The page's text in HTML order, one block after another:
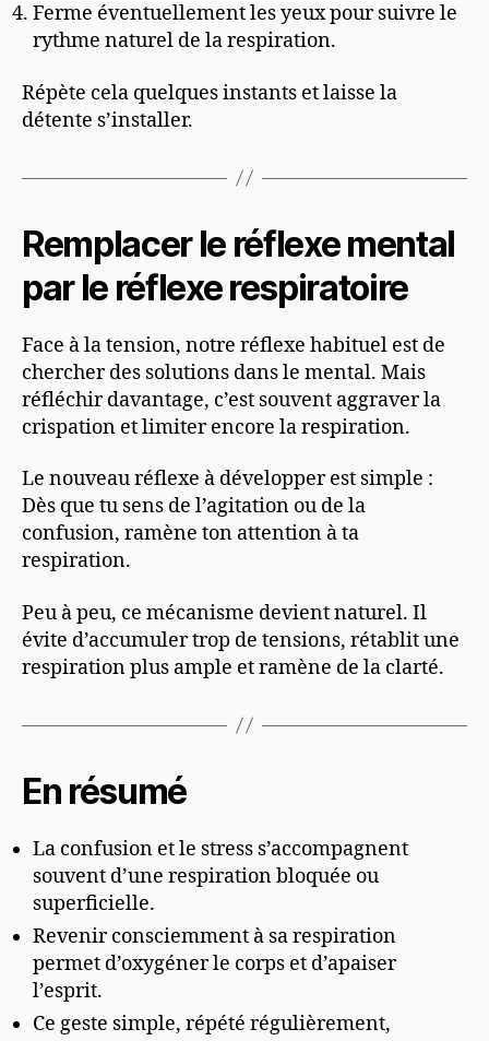
Ferme éventuellement les yeux pour suivre le
rythme naturel de la respiration.
Répète cela quelques instants et laisse la
détente s’installer.
Remplacer le réflexe mental
par le réflexe respiratoire
Face à la tension, notre réflexe habituel est de
chercher des solutions dans le mental. Mais
réfléchir davantage, c’est souvent aggraver la
crispation et limiter encore la respiration.
Le nouveau réflexe à développer est simple :
Dès que tu sens de l’agitation ou de la
confusion, ramène ton attention à ta
respiration.
Peu à peu, ce mécanisme devient naturel. Il
évite d’accumuler trop de tensions, rétablit une
respiration plus ample et ramène de la clarté.
En résumé
La confusion et le stress s’accompagnent
souvent d’une respiration bloquée ou
superficielle.
Revenir consciemment à sa respiration
permet d’oxygéner le corps et d’apaiser
l’esprit.
Ce geste simple, répété régulièrement,